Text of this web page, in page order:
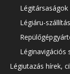
Légitársaságok
Légiáru-
Léginavigációs
Légiutazás hírek,